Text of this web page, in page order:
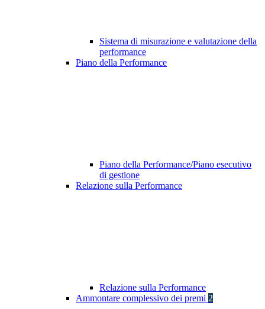
Sistema di misurazione e valutazione della
performance
Piano della Performance
Piano della Performance/Piano esecutivo
di gestione
Relazione sulla Performance
Relazione sulla Performance
Ammontare complessivo dei premi 2